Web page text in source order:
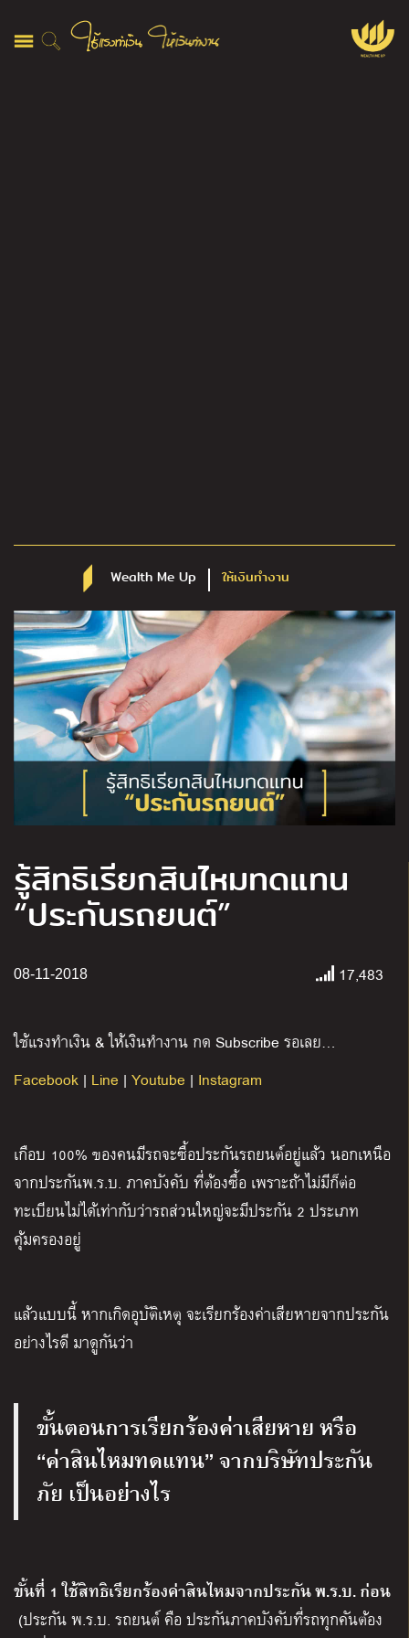
Wealth Me Up ให้เงินทำงาน
รู้สิทธิเรียกสินไหมทดแทน
“ประกันรถยนต์”
08-11-2018 17,483
ใช้แรงทำเงิน & ให้เงินทำงาน กด Subscribe รอเลย…
Facebook | Line | Youtube | Instagram
เกือบ 100% ของคนมีรถจะซื้อประกันรถยนต์อยู่แล้ว นอกเหนือ
จากประกันพ.ร.บ. ภาคบังคับ ที่ต้องซื้อ เพราะถ้าไม่มีก็ต่อ
ทะเบียนไม่ได้เท่ากับว่ารถส่วนใหญ่จะมีประกัน 2 ประเภท
คุ้มครองอยู่
แล้วแบบนี้ หากเกิดอุบัติเหตุ จะเรียกร้องค่าเสียหายจากประกัน
อย่างไรดี มาดูกันว่า
ขั้นตอนการเรียกร้องค่าเสียหาย หรือ
“ค่าสินไหมทดแทน” จากบริษัทประกัน
ภัย เป็นอย่างไร
ขั้นที่ 1 ใช้สิทธิเรียกร้องค่าสินไหมจากประกัน พ.ร.บ. ก่อน
(ประกัน พ.ร.บ. รถยนต์ คือ ประกันภาคบังคับที่รถทุกคันต้อง